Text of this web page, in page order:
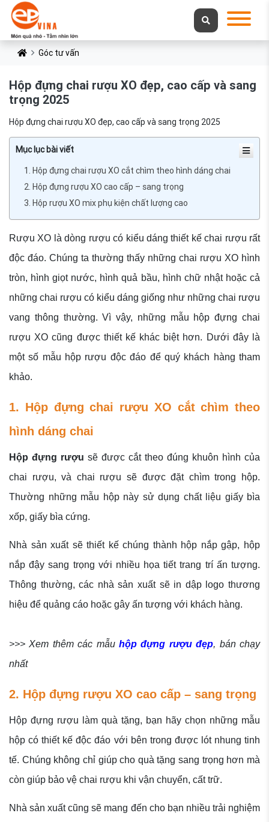
Góc tư vấn
Hộp đựng chai rượu XO đẹp, cao cấp và sang
trọng 2025
Hộp đựng chai rượu XO đẹp, cao cấp và sang trọng 2025
Mục lục bài viết
1. Hộp đựng chai rượu XO cắt chìm theo hình dáng chai
2. Hộp đựng rượu XO cao cấp – sang trọng
3. Hộp rượu XO mix phụ kiện chất lượng cao
Rượu XO là dòng rượu có kiểu dáng thiết kế chai rượu rất
độc đáo. Chúng ta thường thấy những chai rượu XO hình
tròn, hình giọt nước, hình quả bầu, hình chữ nhật hoặc cả
những chai rượu có kiểu dáng giống như những chai rượu
vang thông thường. Vì vậy, những mẫu hộp đựng chai
rượu XO cũng được thiết kế khác biệt hơn. Dưới đây là
một số mẫu hộp rượu độc đáo để quý khách hàng tham
khảo.
1. Hộp đựng chai rượu XO cắt chìm theo
hình dáng chai
Hộp đựng rượu sẽ được cắt theo đúng khuôn hình của
chai rượu, và chai rượu sẽ được đặt chìm trong hộp.
Thường những mẫu hộp này sử dụng chất liệu giấy bìa
xốp, giấy bìa cứng.
Nhà sản xuất sẽ thiết kế chúng thành hộp nắp gập, hộp
nắp đậy sang trọng với nhiều họa tiết trang trí ấn tượng.
Thông thường, các nhà sản xuất sẽ in dập logo thương
hiệu để quảng cáo hoặc gây ấn tượng với khách hàng.
>>> Xem thêm các mẫu hộp đựng rượu đẹp, bán chạy
nhất
2. Hộp đựng rượu XO cao cấp – sang trọng
Hộp đựng rượu làm quà tặng, bạn hãy chọn những mẫu
hộp có thiết kế độc đáo với bên trong được lót nhung tinh
tế. Chúng không chỉ giúp cho quà tặng sang trọng hơn mà
còn giúp bảo vệ chai rượu khi vận chuyển, cất trữ.
Nhà sản xuất cũng sẽ mang đến cho bạn nhiều trải nghiệm